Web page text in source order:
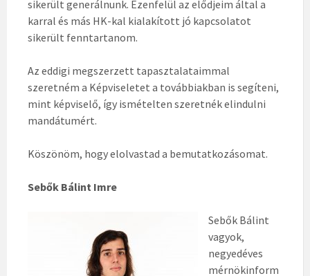
sikerült generálnunk. Ezenfelül az elődjeim által a
karral és más HK-kal kialakított jó kapcsolatot
sikerült fenntartanom.
Az eddigi megszerzett tapasztalataimmal
szeretném a Képviseletet a továbbiakban is segíteni,
mint képviselő, így ismételten szeretnék elindulni
mandátumért.
Köszönöm, hogy elolvastad a bemutatkozásomat.
Sebők Bálint Imre
Sebők Bálint
vagyok,
negyedéves
mérnökinform